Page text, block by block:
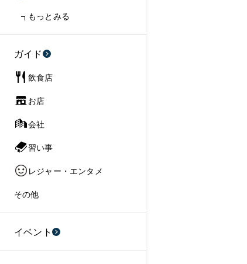
もっとみる
ガイド
飲食店
お店
会社
習い事
レジャー・エンタメ
その他
イベント